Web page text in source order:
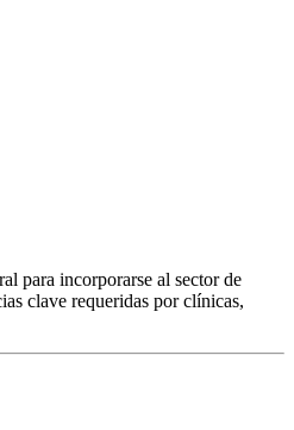
para incorporarse al sector de
clave requeridas por clínicas,